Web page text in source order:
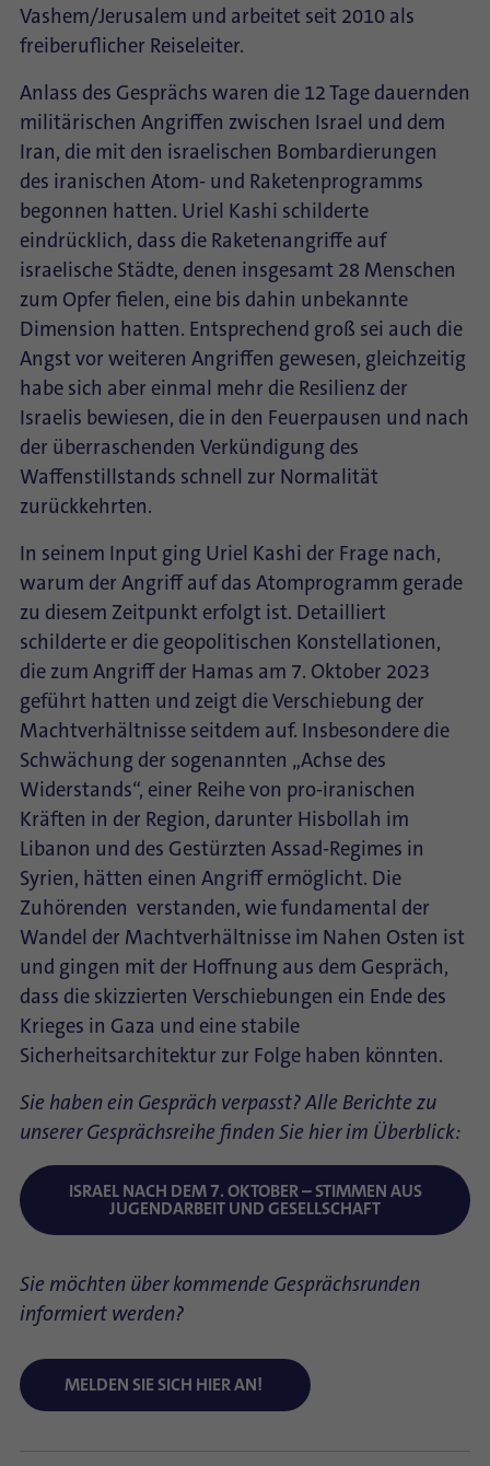
Vashem/Jerusalem und arbeitet seit 2010 als
freiberuflicher Reiseleiter.
Anlass des Gesprächs waren die 12 Tage dauernden
militärischen Angriffen zwischen Israel und dem
Iran, die mit den israelischen Bombardierungen
des iranischen Atom- und Raketenprogramms
begonnen hatten. Uriel Kashi schilderte
eindrücklich, dass die Raketenangriffe auf
israelische Städte, denen insgesamt 28 Menschen
zum Opfer fielen, eine bis dahin unbekannte
Dimension hatten. Entsprechend groß sei auch die
Angst vor weiteren Angriffen gewesen, gleichzeitig
habe sich aber einmal mehr die Resilienz der
Israelis bewiesen, die in den Feuerpausen und nach
der überraschenden Verkündigung des
Waffenstillstands schnell zur Normalität
zurückkehrten.
In seinem Input ging Uriel Kashi der Frage nach,
warum der Angriff auf das Atomprogramm gerade
zu diesem Zeitpunkt erfolgt ist. Detailliert
schilderte er die geopolitischen Konstellationen,
die zum Angriff der Hamas am 7. Oktober 2023
geführt hatten und zeigt die Verschiebung der
Machtverhältnisse seitdem auf. Insbesondere die
Schwächung der sogenannten „Achse des
Widerstands“, einer Reihe von pro-iranischen
Kräften in der Region, darunter Hisbollah im
Libanon und des Gestürzten Assad-Regimes in
Syrien, hätten einen Angriff ermöglicht. Die
Zuhörenden verstanden, wie fundamental der
Wandel der Machtverhältnisse im Nahen Osten ist
und gingen mit der Hoffnung aus dem Gespräch,
dass die skizzierten Verschiebungen ein Ende des
Krieges in Gaza und eine stabile
Sicherheitsarchitektur zur Folge haben könnten.
Sie haben ein Gespräch verpasst? Alle Berichte zu
unserer Gesprächsreihe finden Sie hier im Überblick:
ISRAEL NACH DEM 7. OKTOBER – STIMMEN AUS
JUGENDARBEIT UND GESELLSCHAFT
Sie möchten über kommende Gesprächsrunden
informiert werden?
MELDEN SIE SICH HIER AN!